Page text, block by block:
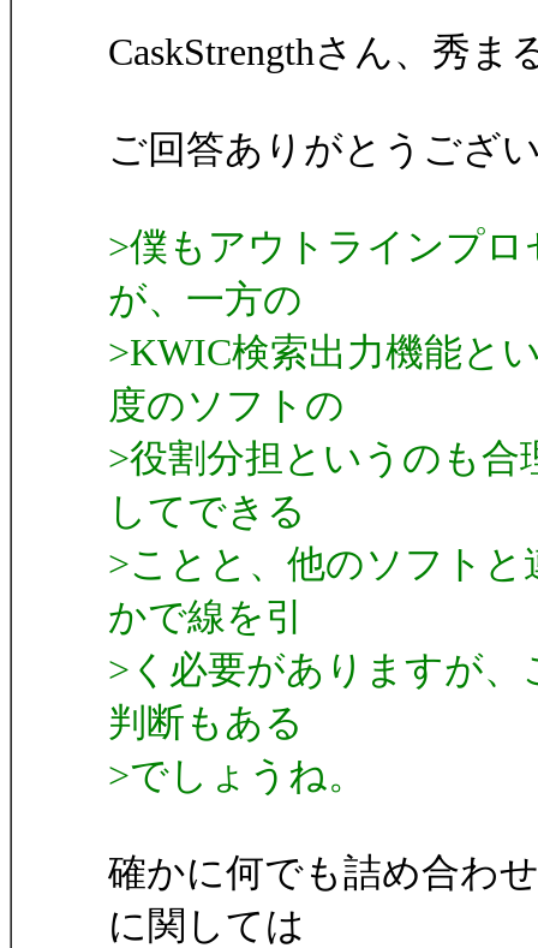
CaskStrengthさん、秀ま
ご回答ありがとうござ
>僕もアウトラインプ
が、一方の
>KWIC検索出力機能と
度のソフトの
>役割分担というのも
してできる
>ことと、他のソフト
かで線を引
>く必要がありますが
判断もある
>でしょうね。
確かに何でも詰め合わ
に関しては